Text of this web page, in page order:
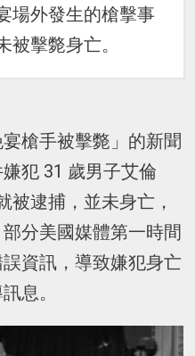
場外發生的槍擊事
被擊斃身亡。
槍手被擊斃」的新聞
犯 31 歲男子艾倫
被逮捕，並未身亡，
分美國媒體第一時間
資訊，導致嫌犯身亡
息。